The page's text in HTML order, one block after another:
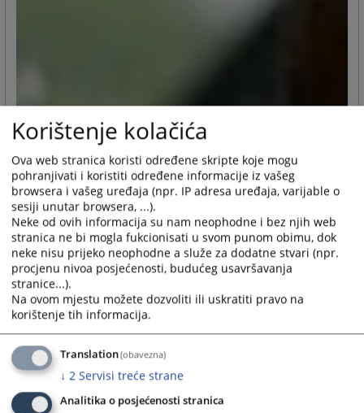
Korištenje kolačića
Ova web stranica koristi određene skripte koje mogu
pohranjivati i koristiti određene informacije iz vašeg
browsera i vašeg uređaja (npr. IP adresa uređaja, varijable o
sesiji unutar browsera, ...).
Neke od ovih informacija su nam neophodne i bez njih web
stranica ne bi mogla fukcionisati u svom punom obimu, dok
neke nisu prijeko neophodne a služe za dodatne stvari (npr.
procjenu nivoa posjećenosti, budućeg usavršavanja
stranice...).
Na ovom mjestu možete dozvoliti ili uskratiti pravo na
korištenje tih informacija.
Translation(obavezna)
↓ 2 Servisi treće strane
Analitika o posjećenosti stranica